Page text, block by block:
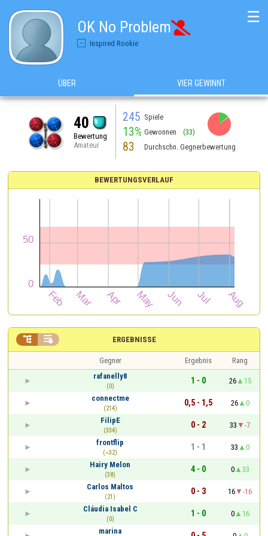
OK No Problem
Inspired Rookie
☰
ÜBER VIER GEWINNT
40
Bewertung
Amateur
245 Spiele
13% Gewonnen (33)
83 Durchschn. Gegnerbewertung
BEWERTUNGSVERLAUF
ERGEBNISSE
 
Gegner Ergebnis
Rang
rafanelly8
(0)
1 - 0 26
15
connectme
(214)
0,5 - 1,5 26
0
FilipE
(334)
0 - 2 33
-7
frontflip
(~32)
1 - 1 33
0
Hairy Melon
(38)
4 - 0 0
33
Carlos Maltos
(21)
0 - 3 16
-16
Cláudia Isabel C
(0)
1 - 0 0
16
marina